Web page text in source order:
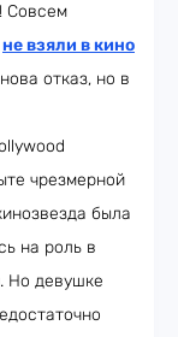
Совсем
не взяли в кино
отказ, но в
чрезмерной
была
на роль в
Но девушке